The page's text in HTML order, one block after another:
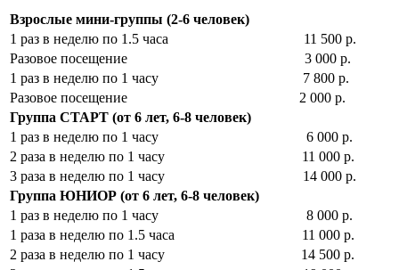
Взрослые мини-группы (2-6 человек)
1 раз в неделю по 1.5 часа
11 500 р.
Разовое посещение
3 000 р.
1 раз в неделю по 1 часу
7 800 р.
Разовое посещение
2 000 р.
Группа СТАРТ (от 6 лет, 6-8 человек)
1 раз в неделю по 1 часу
6 000 р.
2 раза в неделю по 1 часу
11 000 р.
3 раза в неделю по 1 часу
14 000 р.
Группа ЮНИОР (от 6 лет, 6-8 человек)
1 раз в неделю по 1 часу
8 000 р.
1 раза в неделю по 1.5 часа
11 000 р.
2 раза в неделю по 1 часу
14 500 р.